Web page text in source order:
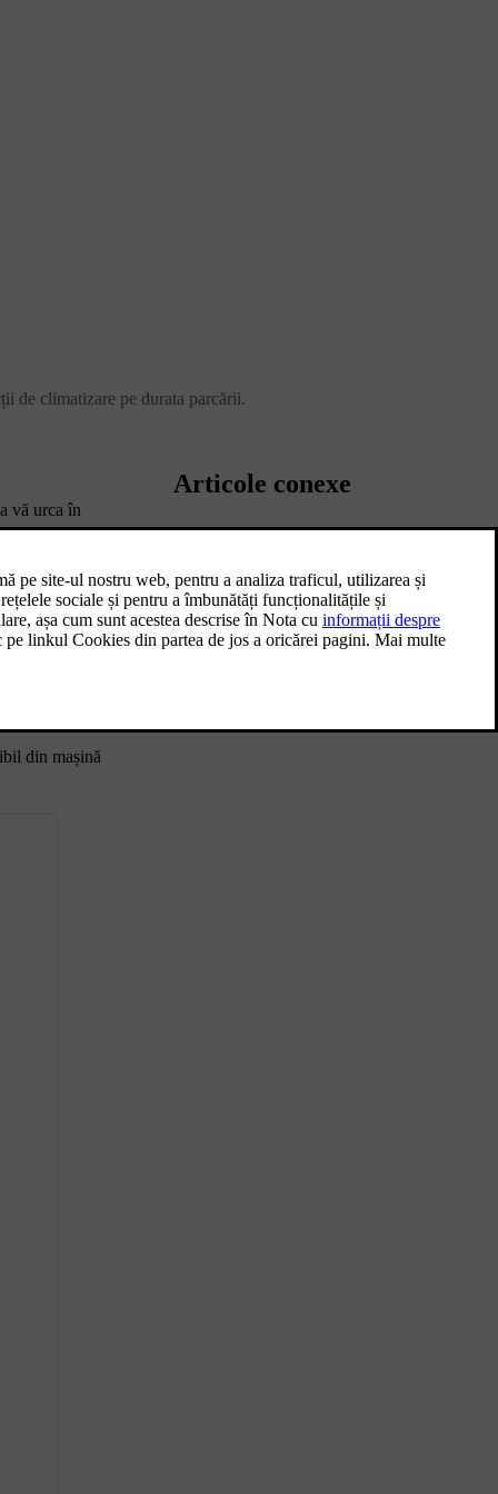
de climatizare pe durata parcării.
vă urca în
se
aplicației.
din mașină
Articole conexe
În cazul în care temperatura exterioară este
sub temperatura preferată din mașină,
sistemul de încălzire vă poate furniza un